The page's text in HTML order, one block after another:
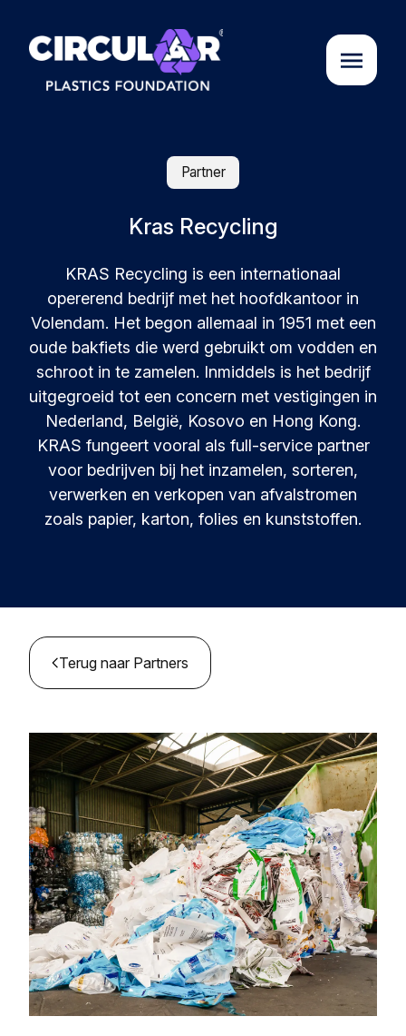
Partners
Initiatieven
Circular Plastics Academy
Leren en innoveren in circulariteit.
Circular Plastics Products
Circulaire oplossingen voor kunststofproducten.
Bronnen en inzichten
Nieuws
Kennisbank
Verzamelde best practices en inzichten
Partner
Kras Recycling
KRAS Recycling is een internationaal
opererend bedrijf met het hoofdkantoor in
Volendam. Het begon allemaal in 1951 met een
oude bakfiets die werd gebruikt om vodden en
schroot in te zamelen. Inmiddels is het bedrijf
uitgegroeid tot een concern met vestigingen in
Nederland, België, Kosovo en Hong Kong.
KRAS fungeert vooral als full-service partner
voor bedrijven bij het inzamelen, sorteren,
verwerken en verkopen van afvalstromen
zoals papier, karton, folies en kunststoffen.
Terug naar Partners